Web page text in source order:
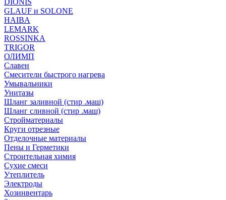
DIONIS
GLAUF и SOLONE
HAIBA
LEMARK
ROSSINKA
TRIGOR
ОЛИМП
Славен
Смесители быстрого нагрева
Умывальники
Унитазы
Шланг заливной (стир .маш)
Шланг сливной (стир .маш)
Стройматериалы
Круги отрезные
Отделочные материалы
Пены и Герметики
Строительная химия
Сухие смеси
Утеплитель
Электроды
Хозинвентарь